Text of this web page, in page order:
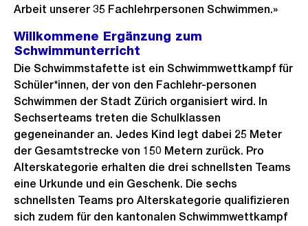
Arbeit unserer 35 Fachlehrpersonen Schwimmen.»
Willkommene Ergänzung zum
Schwimmunterricht
Die Schwimmstafette ist ein Schwimmwettkampf für
Schüler*innen, der von den Fachlehr-personen
Schwimmen der Stadt Zürich organisiert wird. In
Sechserteams treten die Schulklassen
gegeneinander an. Jedes Kind legt dabei 25 Meter
der Gesamtstrecke von 150 Metern zurück. Pro
Alterskategorie erhalten die drei schnellsten Teams
eine Urkunde und ein Geschenk. Die sechs
schnellsten Teams pro Alterskategorie qualifizieren
sich zudem für den kantonalen Schwimmwettkampf